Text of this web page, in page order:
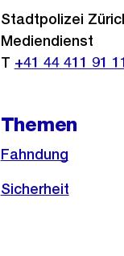
Stadtpolizei
Mediendienst
T +41 44 411 91
Themen
Fahndung
Sicherheit